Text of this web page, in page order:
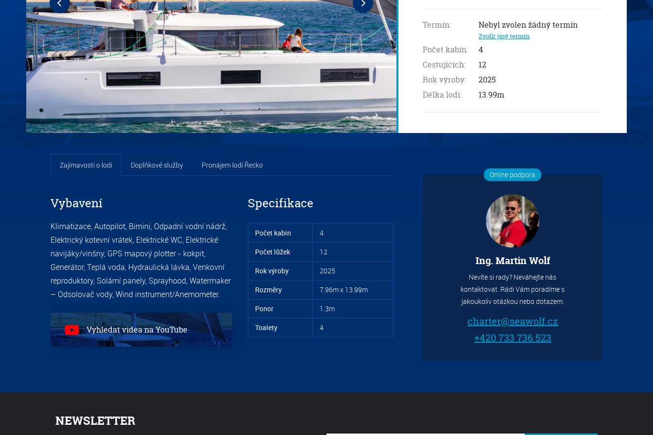
Termín: Nebyl zvolen žádný termín
Zvolit jiný termín
Počet kabin:
4
Cestujících:
12
Rok výroby:
2025
Délka lodi:
13.99m
Zajímavosti o lodi Doplňkové služby Pronájem lodí Řecko
Vybavení
Klimatizace, Autopilot, Bimini, Odpadní vodní nádrž,
Elektrický kotevní vrátek, Elektrické WC, Elektrické
navijáky/vinšny, GPS mapový plotter - kokpit,
Generátor, Teplá voda, Hydraulická lávka, Venkovní
reproduktory, Solární panely, Sprayhood, Watermaker
– Odsolovač vody, Wind instrument/Anemometer.
Vyhledat videa na YouTube
Specifikace
Počet kabin 4
Počet lůžek 12
Rok výroby 2025
Rozměry 7.96m x 13.99m
Ponor 1.3m
Toalety 4
Online podpora
Ing. Martin Wolf
Nevíte si rady? Neváhejte nás
kontaktovat. Rádi Vám poradíme s
jakoukoliv otázkou nebo dotazem.
charter@seawolf.cz
+420 733 736 523
NEWSLETTER